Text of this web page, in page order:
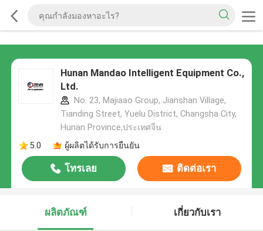
Hunan Mandao Intelligent Equipment Co.,
Ltd.
No. 23, Majiaao Group, Jianshan Village,
Tianding Street, Yuelu District, Changsha City,
Hunan Province,ประเทศจีน
5.0
ผู้ผลิตได้รับการยืนยัน
โทรเลย ติดต่อเรา
ผลิตภัณฑ์ เกี่ยวกับเรา